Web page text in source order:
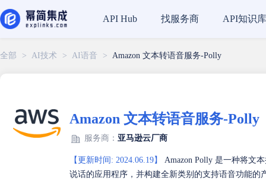
API Hub 找服务商 API知识库
全部 > AI技术 > AI语音 > Amazon 文本转语音服务-Polly
Amazon 文本转语音服务-Polly
服务商： 亚马逊云厂商
【更新时间: 2024.06.19】
Amazon Polly 是一种将文
说话的应用程序，并构建全新类别的支持语音功能的